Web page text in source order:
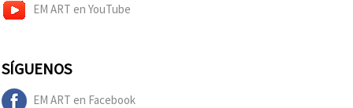
EM ART en YouTube
SÍGUENOS
EM ART en Facebook